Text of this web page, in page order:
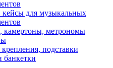
для музыкальных
камертоны, метрономы
подставки
банкетки